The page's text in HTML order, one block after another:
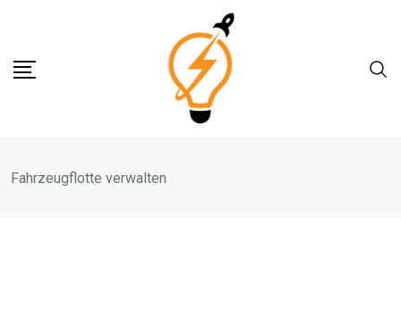
content
Fahrzeugflotte verwalten